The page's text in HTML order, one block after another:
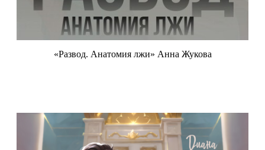
«Развод. Анатомия лжи» Анна Жукова